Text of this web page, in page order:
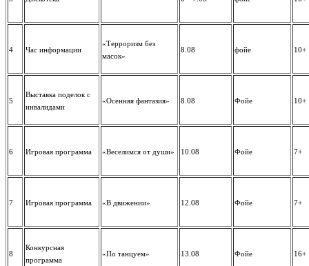
4 Час информации
«Терроризм без
масок»
8.08 фойе 10+
5
Выставка поделок с
инвалидами
«Осенняя фантазия» 8.08 Фойе 10+
6 Игровая программа «Веселимся от души» 10.08 Фойе 7+
7 Игровая программа «В движении» 12.08 Фойе 7+
8
Конкурсная
программа
«По танцуем» 13.08 Фойе 16+